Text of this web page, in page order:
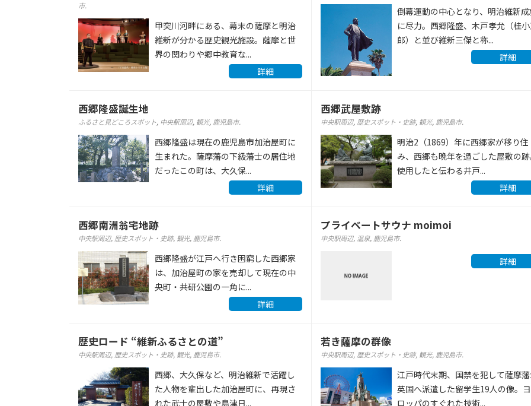
市.
甲突川河畔にある、幕末の薩摩と明治
維新が分かる歴史観光施設。薩摩と世
界の関わりや郷中教育な...
詳細
倒幕運動の中心となり、明治維新
に尽力。西郷隆盛、木戸孝允（桂
郎）と並び維新三傑と称...
詳細
西郷隆盛誕生地
ふるさと見どころスポット, 中央駅周辺, 観光, 鹿児島市.
西郷隆盛は現在の鹿児島市加治屋町に
生まれた。薩摩藩の下級藩士の居住地
だったこの町は、大久保...
詳細
西郷武屋敷跡
中央駅周辺, 歴史スポット・史跡, 観光, 鹿児島市.
明治2（1869）年に西郷家が移り住
み、西郷も晩年を過ごした屋敷の
使用したと伝わる井戸...
詳細
西郷南洲翁宅地跡
中央駅周辺, 歴史スポット・史跡, 観光, 鹿児島市.
西郷隆盛が江戸へ行き困窮した西郷家
は、加治屋町の家を売却して現在の中
央町・共研公園の一角に...
詳細
プライベートサウナ moimoi
中央駅周辺, 温泉, 鹿児島市.
詳細
歴史ロード “維新ふるさとの道”
中央駅周辺, 歴史スポット・史跡, 観光, 鹿児島市.
西郷、大久保など、明治維新で活躍し
た人物を輩出した加治屋町に、再現さ
れた武士の屋敷や島津日...
若き薩摩の群像
中央駅周辺, 歴史スポット・史跡, 観光, 鹿児島市.
江戸時代末期、国禁を犯して薩摩
英国へ派遣した留学生19人の像。
ロッパのすぐれた技術...